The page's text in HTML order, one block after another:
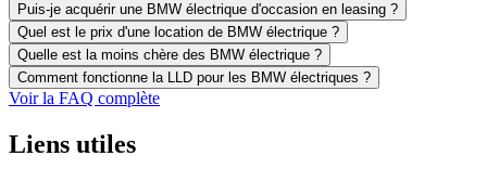
Puis-je acquérir une BMW électrique d'occasion en leasing ?
Quel est le prix d'une location de BMW électrique ?
Quelle est la moins chère des BMW électrique ?
Comment fonctionne la LLD pour les BMW électriques ?
Voir la FAQ complète
Liens utiles